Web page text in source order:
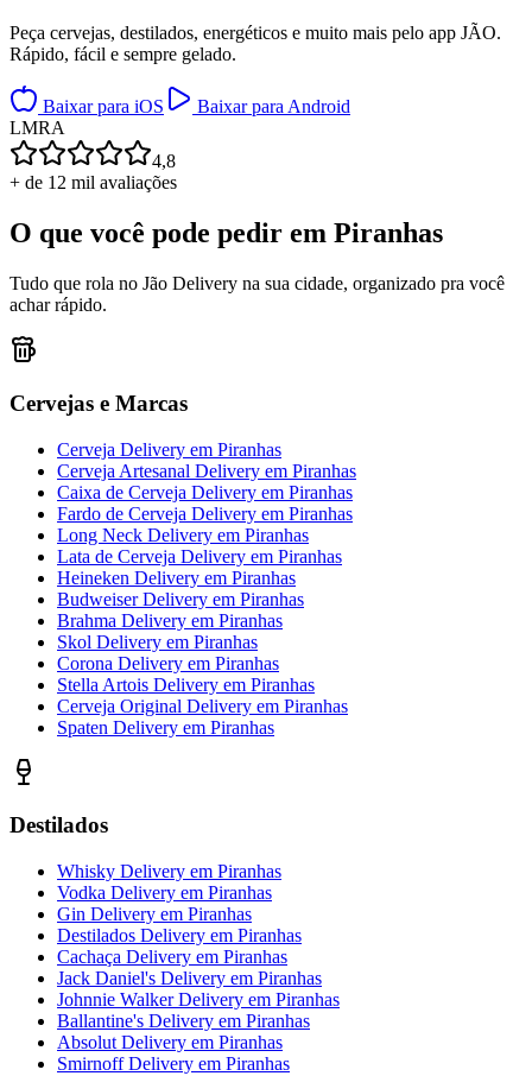
Peça cervejas, destilados, energéticos e muito mais pelo app JÃO.
Rápido, fácil e sempre gelado.
Baixar para iOS
Baixar para Android
LMRA
4,8
+ de 12 mil avaliações
O que você pode pedir em Piranhas
Tudo que rola no Jão Delivery na sua cidade, organizado pra você
achar rápido.
Cervejas e Marcas
Cerveja Delivery em Piranhas
Cerveja Artesanal Delivery em Piranhas
Caixa de Cerveja Delivery em Piranhas
Fardo de Cerveja Delivery em Piranhas
Long Neck Delivery em Piranhas
Lata de Cerveja Delivery em Piranhas
Heineken Delivery em Piranhas
Budweiser Delivery em Piranhas
Brahma Delivery em Piranhas
Skol Delivery em Piranhas
Corona Delivery em Piranhas
Stella Artois Delivery em Piranhas
Cerveja Original Delivery em Piranhas
Spaten Delivery em Piranhas
Destilados
Whisky Delivery em Piranhas
Vodka Delivery em Piranhas
Gin Delivery em Piranhas
Destilados Delivery em Piranhas
Cachaça Delivery em Piranhas
Jack Daniel's Delivery em Piranhas
Johnnie Walker Delivery em Piranhas
Ballantine's Delivery em Piranhas
Absolut Delivery em Piranhas
Smirnoff Delivery em Piranhas